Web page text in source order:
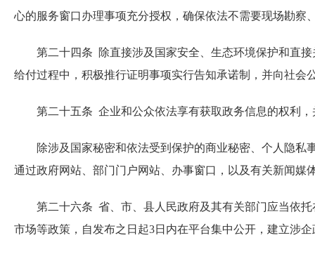
心的服务窗口办理事项充分授权，确保依法不需要现场勘
第二十四条 除直接涉及国家安全、生态环境保护和直接
给付过程中，积极推行证明事项实行告知承诺制，并向社会
第二十五条 企业和公众依法享有获取政务信息的权利，
除涉及国家秘密和依法受到保护的商业秘密、个人隐私
通过政府网站、部门门户网站、办事窗口，以及有关新闻媒
第二十六条 省、市、县人民政府及其有关部门应当依托
市场等政策，自发布之日起3日内在平台集中公开，建立涉